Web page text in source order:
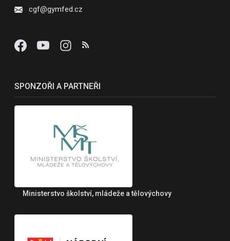
cgf@gymfed.cz
SPONZOŘI A PARTNEŘI
Ministerstvo školství, mládeže a tělovýchovy